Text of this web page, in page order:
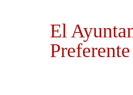
El
Preferente